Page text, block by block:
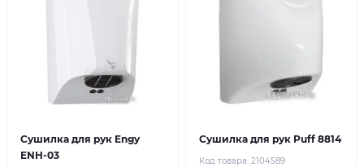
Сушилка для рук Engy
ENH-03
Сушилка для рук Puff 8814
Код товара: 2104589